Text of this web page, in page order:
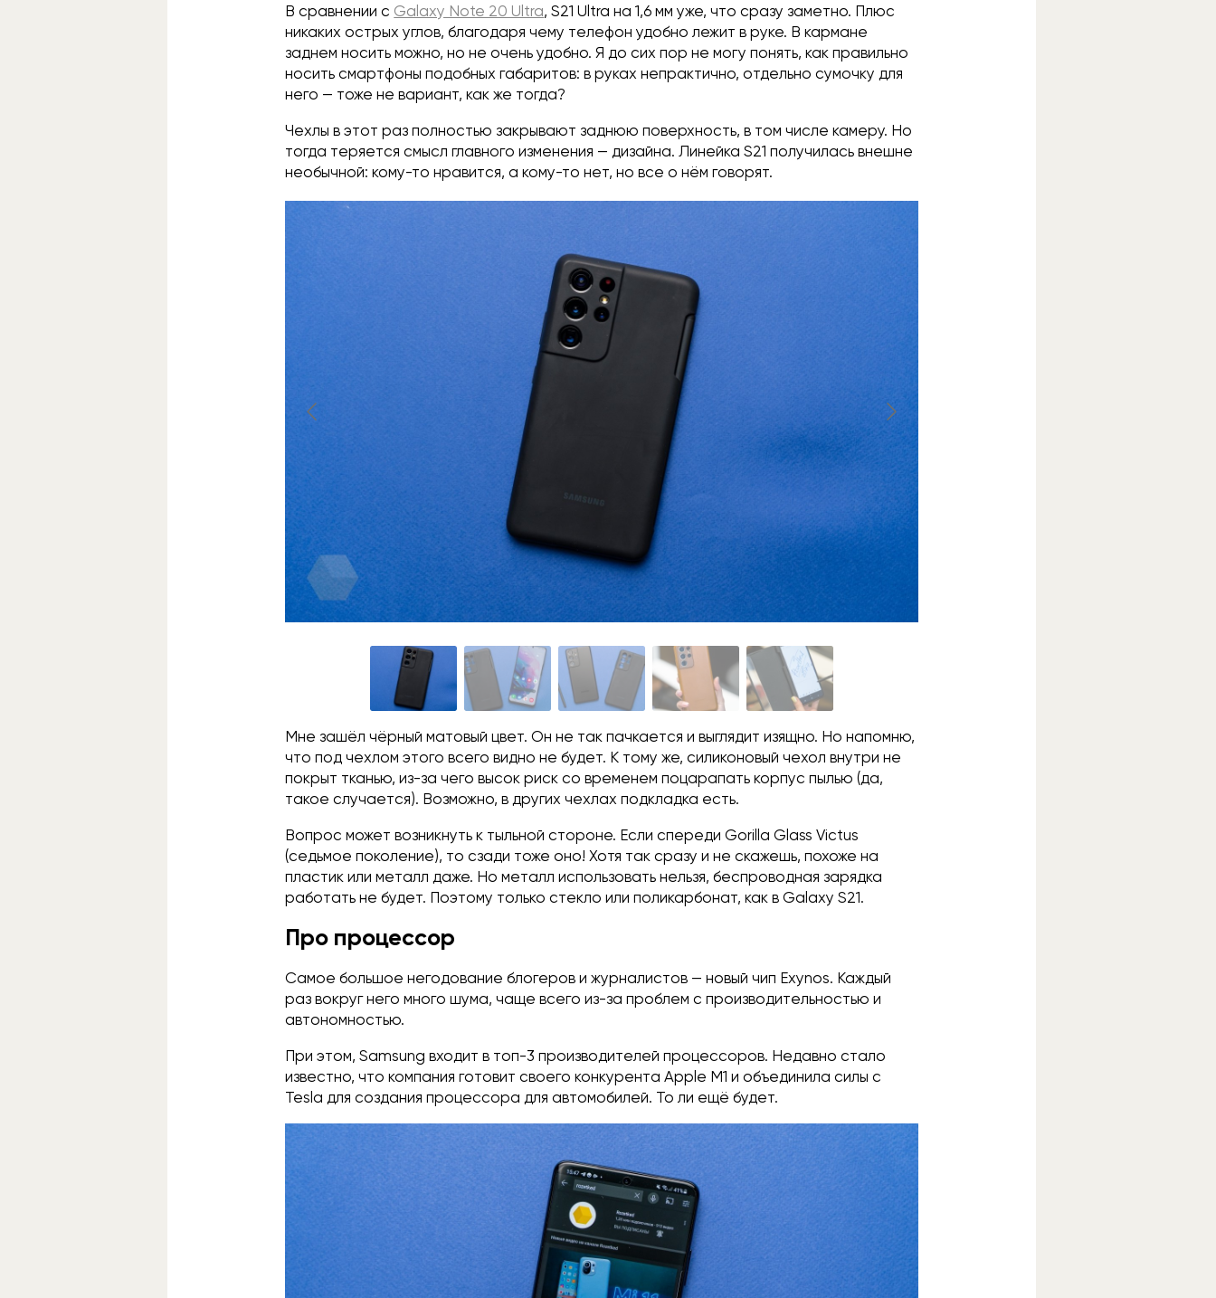
В сравнении с Galaxy Note 20 Ultra, S21 Ultra на 1,6 мм уже, что сразу заметно. Плюс
никаких острых углов, благодаря чему телефон удобно лежит в руке. В кармане
заднем носить можно, но не очень удобно. Я до сих пор не могу понять, как правильно
носить смартфоны подобных габаритов: в руках непрактично, отдельно сумочку для
него — тоже не вариант, как же тогда?
Чехлы в этот раз полностью закрывают заднюю поверхность, в том числе камеру. Но
тогда теряется смысл главного изменения — дизайна. Линейка S21 получилась внешне
необычной: кому-то нравится, а кому-то нет, но все о нём говорят.
Мне зашёл чёрный матовый цвет. Он не так пачкается и выглядит изящно. Но напомню,
что под чехлом этого всего видно не будет. К тому же, силиконовый чехол внутри не
покрыт тканью, из-за чего высок риск со временем поцарапать корпус пылью (да,
такое случается). Возможно, в других чехлах подкладка есть.
Вопрос может возникнуть к тыльной стороне. Если спереди Gorilla Glass Victus
(седьмое поколение), то сзади тоже оно! Хотя так сразу и не скажешь, похоже на
пластик или металл даже. Но металл использовать нельзя, беспроводная зарядка
работать не будет. Поэтому только стекло или поликарбонат, как в Galaxy S21.
Про процессор
Самое большое негодование блогеров и журналистов — новый чип Exynos. Каждый
раз вокруг него много шума, чаще всего из-за проблем с производительностью и
автономностью.
При этом, Samsung входит в топ-3 производителей процессоров. Недавно стало
известно, что компания готовит своего конкурента Apple M1 и объединила силы с
Tesla для создания процессора для автомобилей. То ли ещё будет.